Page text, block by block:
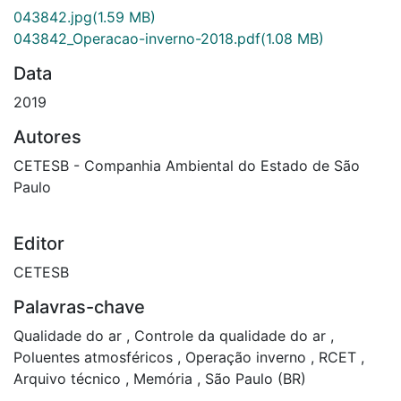
043842.jpg(1.59 MB)
043842_Operacao-inverno-2018.pdf(1.08 MB)
Data
2019
Autores
CETESB - Companhia Ambiental do Estado de São
Paulo
Editor
CETESB
Palavras-chave
Qualidade do ar , Controle da qualidade do ar ,
Poluentes atmosféricos , Operação inverno , RCET ,
Arquivo técnico , Memória , São Paulo (BR)